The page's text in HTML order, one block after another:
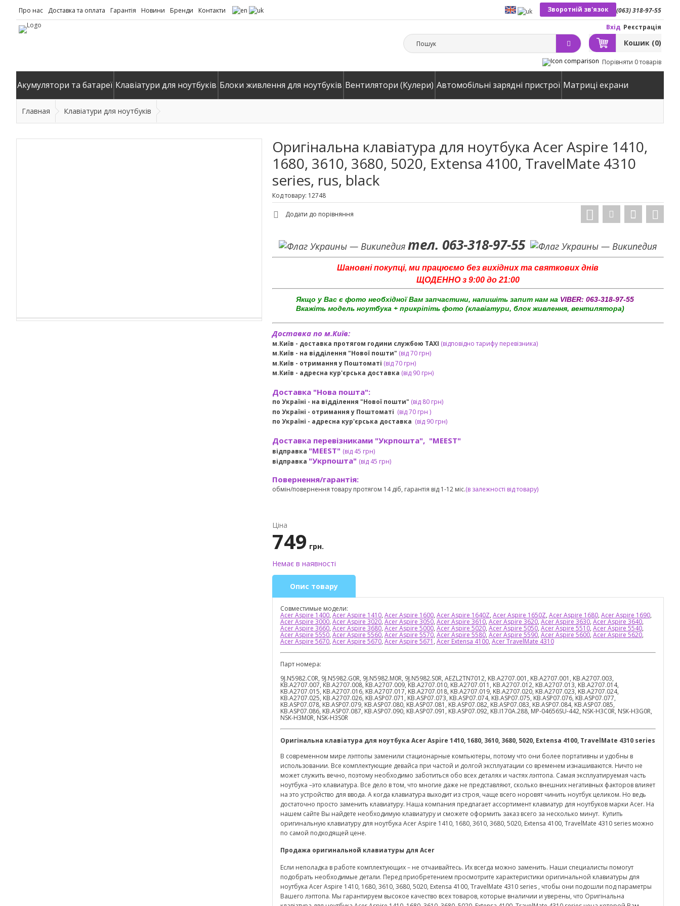
Про нас Доставка та оплата Гарантія Новини Бренди Контакти (063) 318-97-55
Зворотній зв'язок
Вхід Реєстрація
Кошик (0)
Порівняти 0 товарів
Акумулятори та батареї Клавіатури для ноутбуків Блоки живлення для ноутбуків Вентилятори (Кулери) Автомобільні зарядні пристрої Матриці екрани
Главная Клавіатури для ноутбуків
Оригінальна клавіатура для ноутбука Acer Aspire 1410,
1680, 3610, 3680, 5020, Extensa 4100, TravelMate 4310
series, rus, black
Код товару: 12748
Додати до порівняння
тел. 063-318-97-55
Шановні покупці, ми працюємо без вихідних та святкових днів
ЩОДЕННО з 9:00 до 21:00
Якщо у Вас є фото необхідної Вам запчастини, напишіть запит нам на VIBER: 063-318-97-55
Вкажіть модель ноутбука + прикріпіть фото (клавіатури, блок живлення, вентилятора)
Доставка по м.Київ:
м.Київ - доставка протягом години службою TAXI (відповідно тарифу перевізника)
м.Київ - на відділення "Нової пошти" (від 70 грн)
м.Київ - отримання у Поштоматі (від 70 грн)
м.Київ - адресна кур'єрська доставка (від90 грн)
Доставка "Нова пошта":
по Україні - на відділення "Нової пошти" (від 80 грн)
по Україні - отримання у Поштоматі (від 70 грн )
по Україні - адресна кур'єрська доставка (від90 грн)
Доставка перевізниками "Укрпошта", "MEEST"
відправка "MEEST" (від 45 грн)
відправка "Укрпошта" (від 45 грн)
Повернення/гарантія:
обмін/повернення товару протягом 14 діб, гарантія від 1-12 міс.(в залежності від товару)
Ціна
749 грн.
Немає в наявності
Опис товару
Совместимые модели:
Acer Aspire 1400, Acer Aspire 1410, Acer Aspire 1600, Acer Aspire 1640Z, Acer Aspire 1650Z, Acer Aspire 1680, Acer Aspire 1690,
Acer Aspire 3000, Acer Aspire 3020, Acer Aspire 3050, Acer Aspire 3610, Acer Aspire 3620, Acer Aspire 3630, Acer Aspire 3640,
Acer Aspire 3660, Acer Aspire 3680, Acer Aspire 5000, Acer Aspire 5020, Acer Aspire 5050, Acer Aspire 5510, Acer Aspire 5540,
Acer Aspire 5550, Acer Aspire 5560, Acer Aspire 5570, Acer Aspire 5580, Acer Aspire 5590, Acer Aspire 5600, Acer Aspire 5620,
Acer Aspire 5670, Acer Aspire 5670, Acer Aspire 5671 , Acer Extensa 4100, Acer TravelMate 4310
Парт номера:
9J.N5982.C0R, 9J.N5982.G0R, 9J.N5982.M0R, 9J.N5982.S0R, AEZL2TN7012, KB.A2707.001, KB.A2707.001, KB.A2707.003,
KB.A2707.007, KB.A2707.008, KB.A2707.009, KB.A2707.010, KB.A2707.011, KB.A2707.012, KB.A2707.013, KB.A2707.014,
KB.A2707.015, KB.A2707.016, KB.A2707.017, KB.A2707.018, KB.A2707.019, KB.A2707.020, KB.A2707.023, KB.A2707.024,
KB.A2707.025, KB.A2707.026, KB.ASP07.071, KB.ASP07.073, KB.ASP07.074, KB.ASP07.075, KB.ASP07.076, KB.ASP07.077,
KB.ASP07.078, KB.ASP07.079, KB.ASP07.080, KB.ASP07.081, KB.ASP07.082, KB.ASP07.083, KB.ASP07.084, KB.ASP07.085,
KB.ASP07.086, KB.ASP07.087, KB.ASP07.090, KB.ASP07.091, KB.ASP07.092, KB.I170A.288, MP-04656SU-442, NSK-H3C0R, NSK-H3G0R,
NSK-H3M0R, NSK-H3S0R
Оригінальна клавіатура для ноутбука AcerAspire 1410, 1680, 3610, 3680, 5020, Extensa 4100, TravelMate 4310 series
В современном мире лэптопы заменили стационарные компьютеры, потому что они более портативны и удобны в
использовании. Все комплектующие девайса при частой и долгой эксплуатации со временем изнашиваются. Ничто не
может служить вечно, поэтому необходимо заботиться обо всех деталях и частях лэптопа. Самая эксплуатируемая часть
ноутбука –это клавиатура. Все дело в том, что многие даже не представляют, сколько внешних негативных факторов влияет
на это устройство для ввода. А когда клавиатура выходит из строя, чаще всего норовят чинить ноутбук целиком. Но ведь
достаточно просто заменить клавиатуру. Наша компания предлагает ассортимент клавиатур для ноутбуков марки Acer. На
нашем сайте Вы найдете необходимую клавиатуру и сможете оформить заказ всего за несколько минут. Купить
оригинальную клавиатуру для ноутбука Acer Aspire 1410, 1680, 3610, 3680, 5020, Extensa 4100, TravelMate 4310 series можно
по самой подходящей цене.
Продажа оригинальной клавиатуры для Acer
Если неполадка в работе комплектующих – не отчаивайтесь. Их всегда можно заменить. Наши специалисты помогут
подобрать необходимые детали. Перед приобретением просмотрите характеристики оригинальной клавиатуры для
ноутбука Acer Aspire 1410, 1680, 3610, 3680, 5020, Extensa 4100, TravelMate 4310 series , чтобы они подошли под параметры
Вашего лэптопа. Мы гарантируем высокое качество всех товаров, которые вналичии и уверены, что Оригінальна